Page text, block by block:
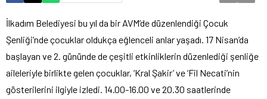
İlkadım Belediyesi bu yıl da bir AVM’de düzenlendiği Çocuk
Şenliği’nde çocuklar oldukça eğlenceli anlar yaşadı. 17 Nisan’da
başlayan ve 2. gününde de çeşitli etkinliklerin düzenlediği şenliğe
aileleriyle birlikte gelen çocuklar, ‘Kral Şakir’ ve ‘Fil Necati’nin
gösterilerini ilgiyle izledi. 14.00-16.00 ve 20.30 saatlerinde